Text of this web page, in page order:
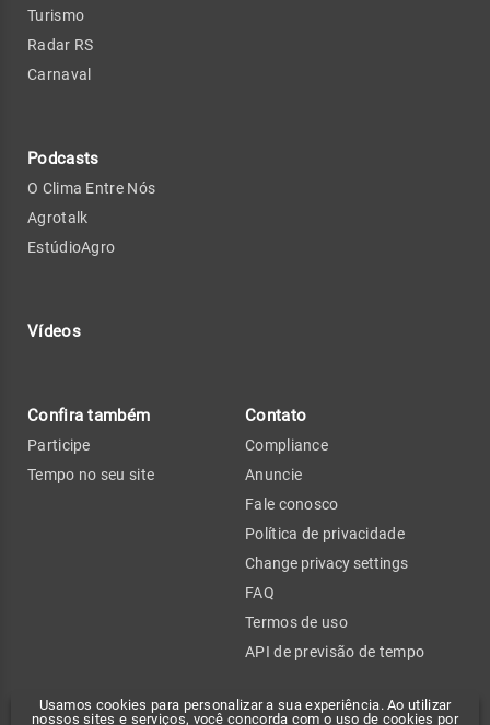
Usamos cookies para personalizar a sua experiência. Ao utilizar
nossos sites e serviços, você concorda com o uso de cookies por
Turismo
Radar RS
Carnaval
Podcasts
O Clima Entre Nós
Agrotalk
EstúdioAgro
Vídeos
Confira também
Participe
Tempo no seu site
Contato
Compliance
Anuncie
Fale conosco
Política de privacidade
Change privacy settings
FAQ
Termos de uso
API de previsão de tempo